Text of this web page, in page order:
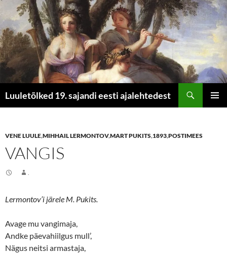
Luuletõlked 19. sajandi eesti ajalehtedest
VENE LUULE,MIHHAIL LERMONTOV,MART PUKITS,1893,POSTIMEES
VANGIS
Lermontov’i järele M. Pukits.
Avage mu vangimaja,
Andke päevahiilgus mull’,
Nägus neitsi armastaja,